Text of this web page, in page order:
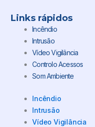
Links rápidos
Incêndio
Intrusão
Vídeo Vigilância
Controlo Acessos
Som Ambiente
Incêndio
Intrusão
Vídeo Vigilância